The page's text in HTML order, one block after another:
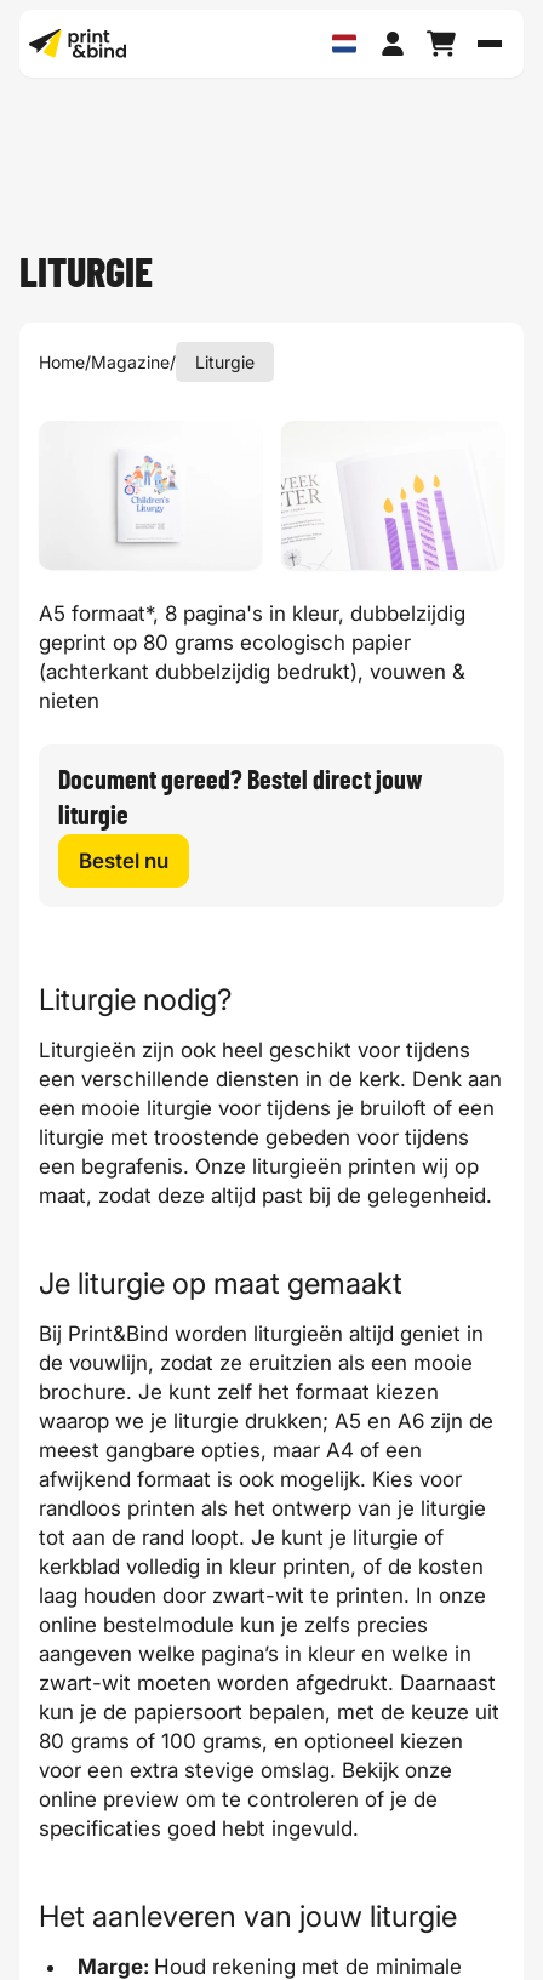
LITURGIE
Home/Magazine/ Liturgie
A5 formaat*, 8 pagina's in kleur, dubbelzijdig
geprint op 80 grams ecologisch papier
(achterkant dubbelzijdig bedrukt), vouwen &
nieten
Document gereed? Bestel direct jouw
liturgie
Bestel nu
Liturgie nodig?
Liturgieën zijn ook heel geschikt voor tijdens
een verschillende diensten in de kerk. Denk aan
een mooie liturgie voor tijdens je bruiloft of een
liturgie met troostende gebeden voor tijdens
een begrafenis. Onze liturgieën printen wij op
maat, zodat deze altijd past bij de gelegenheid.
Je liturgie op maat gemaakt
Bij Print&Bind worden liturgieën altijd geniet in
de vouwlijn, zodat ze eruitzien als een mooie
brochure. Je kunt zelf het formaat kiezen
waarop we je liturgie drukken; A5 en A6 zijn de
meest gangbare opties, maar A4 of een
afwijkend formaat is ook mogelijk. Kies voor
randloos printen als het ontwerp van je liturgie
tot aan de rand loopt. Je kunt je liturgie of
kerkblad volledig in kleur printen, of de kosten
laag houden door zwart-wit te printen. In onze
online bestelmodule kun je zelfs precies
aangeven welke pagina’s in kleur en welke in
zwart-wit moeten worden afgedrukt. Daarnaast
kun je de papiersoort bepalen, met de keuze uit
80 grams of 100 grams, en optioneel kiezen
voor een extra stevige omslag. Bekijk onze
online preview om te controleren of je de
specificaties goed hebt ingevuld.
Het aanleveren van jouw liturgie
Marge: Houd rekening met de minimale